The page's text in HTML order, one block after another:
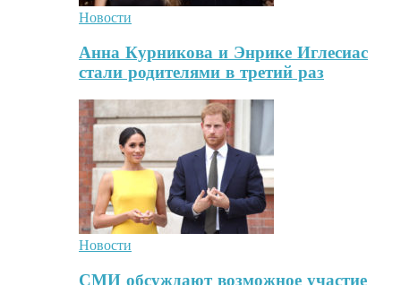
Новости
Анна Курникова и Энрике Иглесиас
стали родителями в третий раз
Новости
СМИ обсуждают возможное участие